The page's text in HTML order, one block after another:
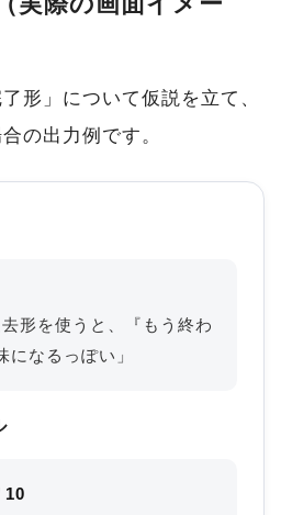
形」について仮説を立て、
の出力例です。
形を使うと、『もう終わ
になるっぽい」
10